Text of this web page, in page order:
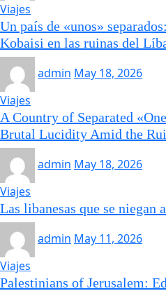
Viajes
Un país de «unos»
Kobaisi en las ruinas del
admin May 18, 2026
Viajes
A Country of Separated
Brutal Lucidity Amid the
admin May 18, 2026
Viajes
Las libanesas que se niegan
admin May 11, 2026
Viajes
Palestinians of Jerusalem: